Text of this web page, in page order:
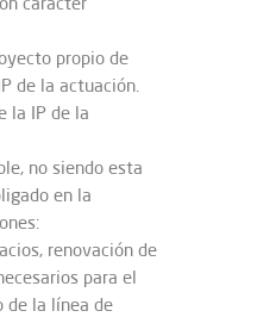
propio de
de la actuación.
la IP de la
no siendo esta
en la
renovación de
para el
de la línea de